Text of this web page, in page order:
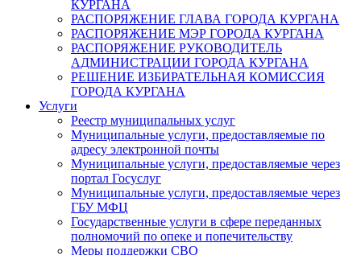
КУРГАНА
РАСПОРЯЖЕНИЕ ГЛАВА ГОРОДА КУРГАНА
РАСПОРЯЖЕНИЕ МЭР ГОРОДА КУРГАНА
РАСПОРЯЖЕНИЕ РУКОВОДИТЕЛЬ
АДМИНИСТРАЦИИ ГОРОДА КУРГАНА
РЕШЕНИЕ ИЗБИРАТЕЛЬНАЯ КОМИССИЯ
ГОРОДА КУРГАНА
Услуги
Реестр муниципальных услуг
Муниципальные услуги, предоставляемые по
адресу электронной почты
Муниципальные услуги, предоставляемые через
портал Госуслуг
Муниципальные услуги, предоставляемые через
ГБУ МФЦ
Государственные услуги в сфере переданных
полномочий по опеке и попечительству
Меры поддержки СВО